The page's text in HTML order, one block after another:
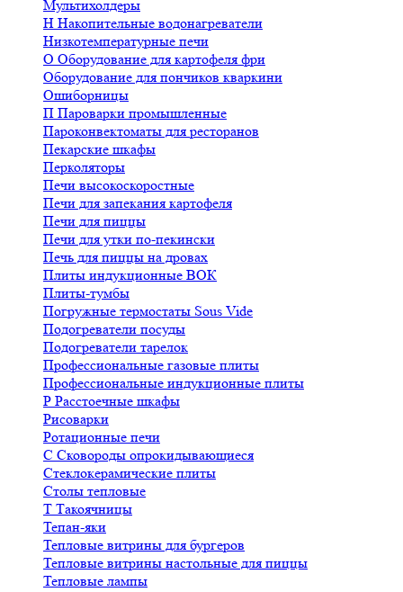
Мультихолдеры
Н Накопительные водонагреватели
Низкотемпературные печи
О Оборудование для картофеля фри
Оборудование для пончиков кваркини
Ошиборницы
П Пароварки промышленные
Пароконвектоматы для ресторанов
Пекарские шкафы
Перколяторы
Печи высокоскоростные
Печи для запекания картофеля
Печи для пиццы
Печи для утки по-пекински
Печь для пиццы на дровах
Плиты индукционные ВОК
Плиты-тумбы
Погружные термостаты Sous Vide
Подогреватели посуды
Подогреватели тарелок
Профессиональные газовые плиты
Профессиональные индукционные плиты
Р Расстоечные шкафы
Рисоварки
Ротационные печи
С Сковороды опрокидывающиеся
Стеклокерамические плиты
Столы тепловые
Т Такоячницы
Тепан-яки
Тепловые витрины для бургеров
Тепловые витрины настольные для пиццы
Тепловые лампы